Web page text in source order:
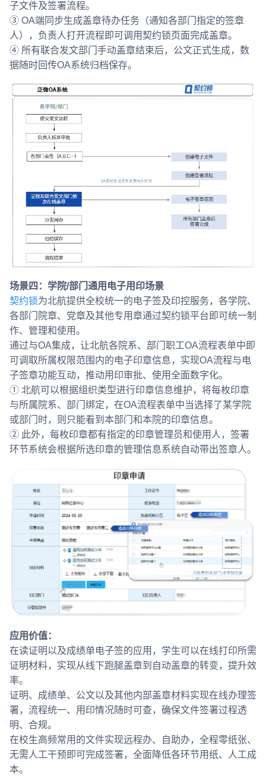
子文件及签署流程。
③ OA端同步生成盖章待办任务（通知各部门指定的签章
人），负责人打开流程即可调用契约锁页面完成盖章。
④ 所有联合发文部门手动盖章结束后，公文正式生成，数
据随时回传OA系统归档保存。
场景四：学院/部门通用电子用印场景
契约锁为北航提供全校统一的电子签及印控服务，各学院、
各部门院章、党章及其他专用章通过契约锁平台即可统一制
作、管理和使用。
通过与OA集成，让北航各院系、部门职工OA流程表单中即
可调取所属权限范围内的电子印章信息，实现OA流程与电
子签章功能互动，推动用印审批、使用全面数字化。
① 北航可以根据组织类型进行印章信息维护，将每枚印章
与所属院系、部门绑定，在OA流程表单中当选择了某学院
或部门时，则只能看到本部门和本院的印章信息。
② 此外，每枚印章都有指定的印章管理员和使用人，签署
环节系统会根据所选印章的管理信息系统自动带出签章人。
应用价值：
在读证明以及成绩单电子签的应用，学生可以在线打印所需
证明材料，实现从线下跑腿盖章到自动盖章的转变，提升效
率。
证明、成绩单、公文以及其他内部盖章材料实现在线办理签
署，流程统一、用印情况随时可查，确保文件签署过程透
明、合规。
在校生高频常用的文件实现远程办、自助办，全程零纸张、
无需人工干预即可完成签署，全面降低各环节用纸、人工成
本。